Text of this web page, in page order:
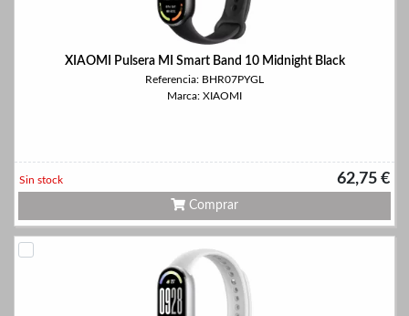
XIAOMI Pulsera MI Smart Band 10 Midnight Black
Referencia: BHR07PYGL
Marca: XIAOMI
62,75 €
Sin stock
Comprar